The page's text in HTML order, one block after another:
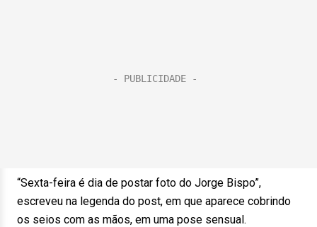
“Sexta-feira é dia de postar foto do Jorge Bispo”,
escreveu na legenda do post, em que aparece cobrindo
os seios com as mãos, em uma pose sensual.